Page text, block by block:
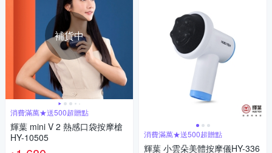
補貨中
消費滿萬★送500超贈點
輝葉 mini V 2 熱感口袋按摩槍
HY-10505
消費滿萬★送500超贈點
輝葉 小雲朵美體按摩儀HY-336